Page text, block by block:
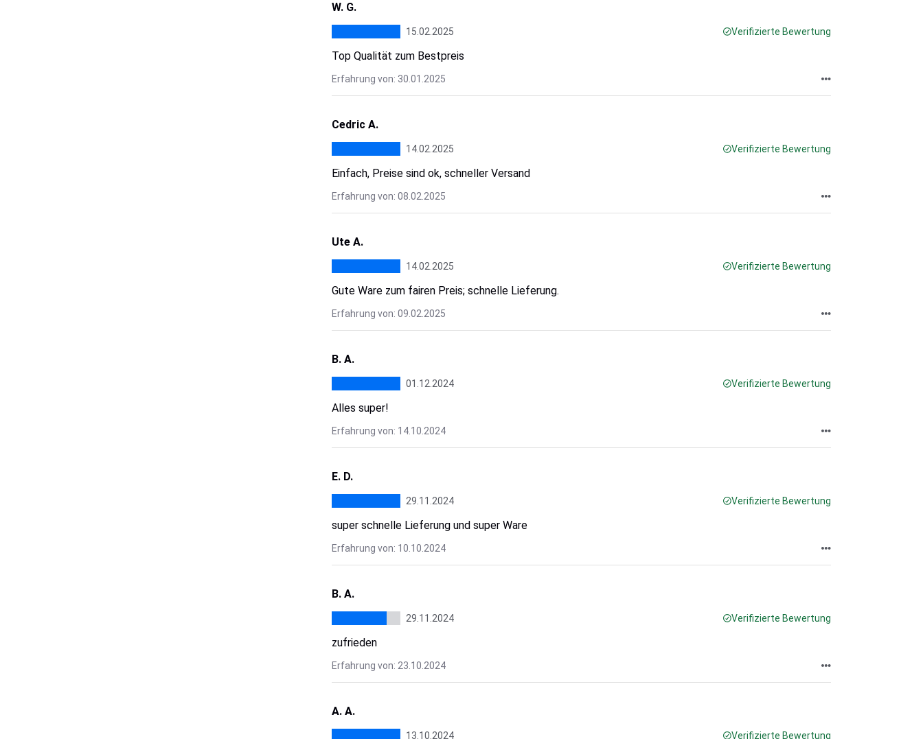
W. G.
15.02.2025 Verifizierte Bewertung
Top Qualität zum Bestpreis
Erfahrung von: 30.01.2025
Cedric A.
14.02.2025 Verifizierte Bewertung
Einfach, Preise sind ok, schneller Versand
Erfahrung von: 08.02.2025
Ute A.
14.02.2025 Verifizierte Bewertung
Gute Ware zum fairen Preis; schnelle Lieferung.
Erfahrung von: 09.02.2025
B. A.
01.12.2024 Verifizierte Bewertung
Alles super!
Erfahrung von: 14.10.2024
E. D.
29.11.2024 Verifizierte Bewertung
super schnelle Lieferung und super Ware
Erfahrung von: 10.10.2024
B. A.
29.11.2024 Verifizierte Bewertung
zufrieden
Erfahrung von: 23.10.2024
A. A.
13.10.2024 Verifizierte Bewertung